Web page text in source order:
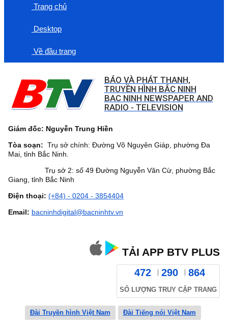
Trang chủ
Desktop
Về đầu trang
BÁO VÀ PHÁT THANH,
TRUYỀN HÌNH BẮC NINH
BAC NINH NEWSPAPER AND
RADIO - TELEVISION
Giám đốc: Nguyễn Trung Hiền
Tòa soạn: Trụ sở chính: Đường Võ Nguyên Giáp, phường Đa
Mai, tỉnh Bắc Ninh.
Trụ sở 2: số 49 Đường Nguyễn Văn Cừ, phường Bắc
Giang, tỉnh Bắc Ninh
Điện thoại: (+84) - 0204 - 3854404
Email: bacninhdigital@bacninhtv.vn
TẢI APP BTV PLUS
472 290 864
SỐ LƯỢNG TRUY CẬP TRANG
Đài Truyền hình Việt Nam Đài Tiếng nói Việt Nam